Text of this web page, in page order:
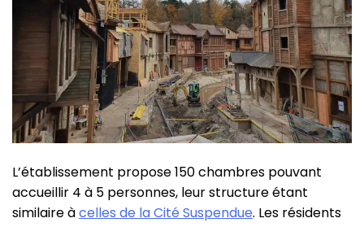
L’établissement propose 150 chambres pouvant
accueillir 4 à 5 personnes, leur structure étant
similaire àcelles de la Cité Suspendue. Les résidents